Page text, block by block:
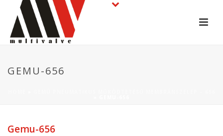
GEMU-656
Gemu-656